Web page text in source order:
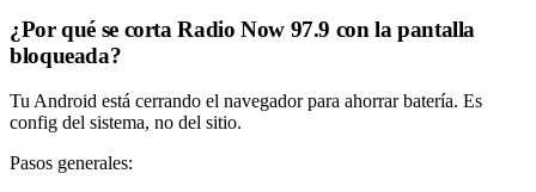
¿Por qué se corta Radio Now 97.9 con la pantalla
bloqueada?
Tu Android está cerrando el navegador para ahorrar batería. Es
config del sistema, no del sitio.
Pasos generales: